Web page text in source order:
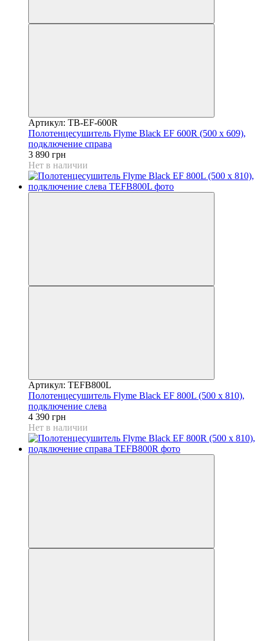
Артикул: TB-EF-600R
Полотенцесушитель Flyme Black EF 600R (500 х 609),
подключение справа
3 890 грн
Нет в наличии
Артикул: TEFB800L
Полотенцесушитель Flyme Black EF 800L (500 х 810),
подключение слева
4 390 грн
Нет в наличии